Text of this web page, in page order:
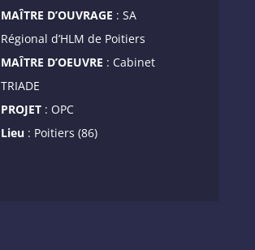
MAÎTRE D’OUVRAGE : SA
Régional d’HLM de Poitiers
MAÎTRE D’OEUVRE : Cabinet
TRIADE
PROJET: OPC
Lieu : Poitiers (86)